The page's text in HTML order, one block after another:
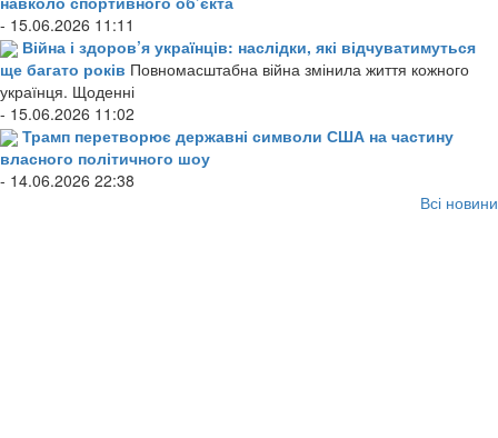
- 15.06.2026 11:11
Війна і здоров’я українців: наслідки, які відчуватимуться
ще багато років Повномасштабна війна змінила життя кожного
українця. Щоденні
- 15.06.2026 11:02
Трамп перетворює державні символи США на частину
власного політичного шоу
- 14.06.2026 22:38
Всі новини